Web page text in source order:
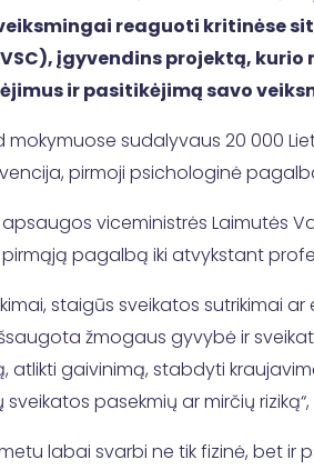
reaguoti kritinėse
įgyvendins projektą,
ir pasitikėjimą savo
mokymuose sudalyvaus 20 000
pirmoji psichologinė
viceministrės Laimutės
pagalbą iki atvykstant
staigūs sveikatos sutrikimai
žmogaus gyvybė ir
atlikti gaivinimą, stabdyti
sveikatos pasekmių ar mirčių
labai svarbi ne tik fizinė, bet